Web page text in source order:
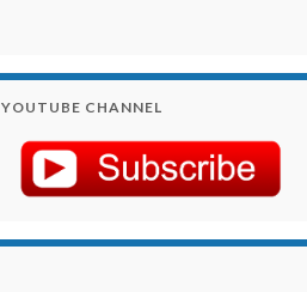
YOUTUBE CHANNEL